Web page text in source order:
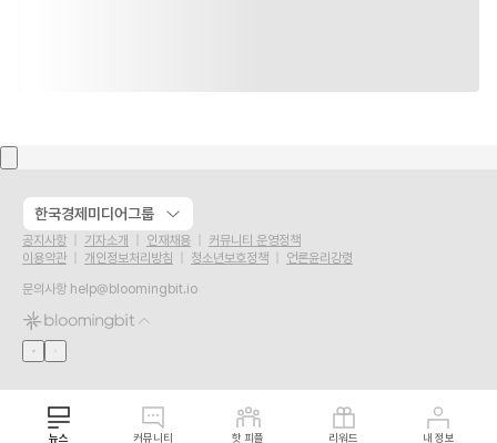
한국경제미디어그룹
공지사항 기자소개 인재채용
커뮤니티 운영정책
이용약관
개인정보처리방침 청소년보호정책
언론윤리강령
문의사항 help@bloomingbit.io
뉴스 커뮤니티 핫 피플 리워드 내 정보